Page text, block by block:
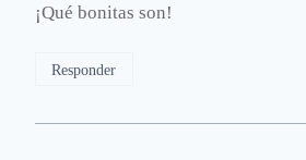
¡Qué bonitas son!
Responder